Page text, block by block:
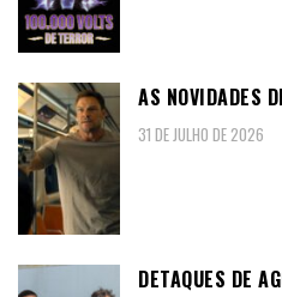
AS NOVIDADES
31 DE JULHO DE 2026
DETAQUES DE